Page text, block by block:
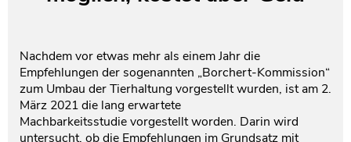
Nachdem vor etwas mehr als einem Jahr die
Empfehlungen der sogenannten „Borchert-Kommission“
zum Umbau der Tierhaltung vorgestellt wurden, ist am 2.
März 2021 die lang erwartete
Machbarkeitsstudie vorgestellt worden. Darin wird
untersucht, ob die Empfehlungen im Grundsatz mit